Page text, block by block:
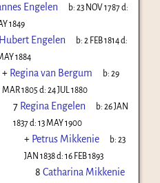
Engelen b:23 NOV 1787d:
1849
Hubert Engelen b:2 FEB 1814d:
1884
+ Regina van Bergum b:29
MAR 1805 d: 24 JUL 1880
7 Regina Engelen b:26 JAN
1837d: 13 MAY 1900
+ Petrus Mikkenie b:23
JAN 1838d: 16 FEB 1893
8 Catharina Mikkenie